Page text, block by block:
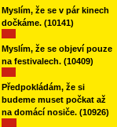
Myslím, že se v pár kinech
dočkáme.(10141)
Myslím, že se objeví pouze
na festivalech.(10409)
Předpokládám, že si
budeme muset počkat až
na domácí nosiče.(10926)